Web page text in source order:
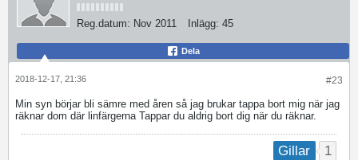
Reg.datum: Nov 2011 Inlägg: 45
Dela
#23
2018-12-17, 21:36
Min syn börjar bli sämre med åren så jag brukar tappa bort mig när jag
räknar dom där linfärgerna Tappar du aldrig bort dig när du räknar.
Gillar 1